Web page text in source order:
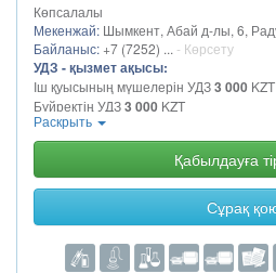
Көпсалалы
Мекенжай: Шымкент, Абай д-лы, 6,
Байланыс: +7 (7252) ... - Көрсету
УДЗ - қызмет ақысы:
Іш қуысының мүшелерін УДЗ3 000 KZT
Бүйректің УДЗ3 000 KZT
Жамбас ағзаларының УДЗ
Лимфа түйіндерінің УДЗ3 000KZT
3 000KZT
УДЗ жүктілікке арналған скрининг3 000
KZT
Қосылыстардың УДЗ3 000KZT
Қуықасты безінің УДЗ2 000 KZT
Қуықтың УДЗ3 000KZT
Раскрыть
Қабылдауға
Сұрақ